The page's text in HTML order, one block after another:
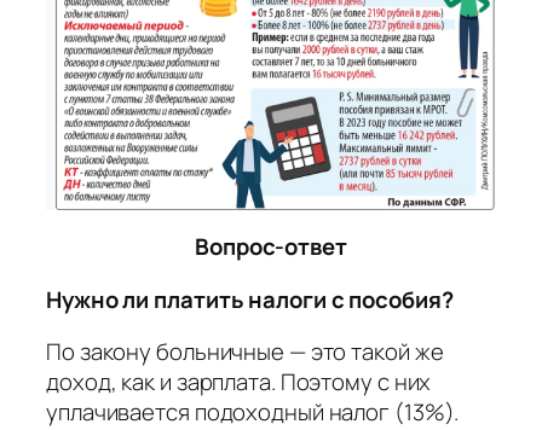
Вопрос-ответ
Нужно ли платить налоги с пособия?
По закону больничные — это такой же
доход, как и зарплата. Поэтому с них
уплачивается подоходный налог (13%).